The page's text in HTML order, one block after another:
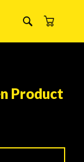
Product